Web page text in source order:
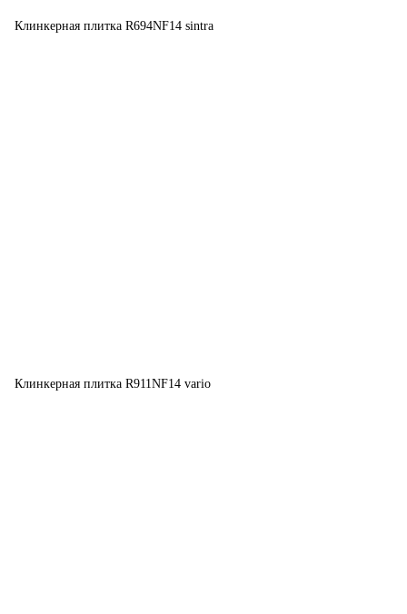
Клинкерная плитка R694NF14 sintra
Клинкерная плитка R911NF14 vario